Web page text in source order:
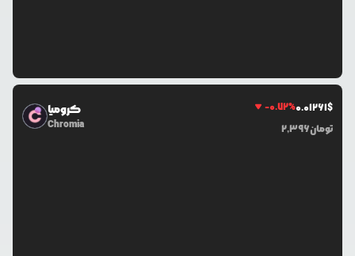
کرومیا
Chromia
-0.72%0.01261$
2,396تومان